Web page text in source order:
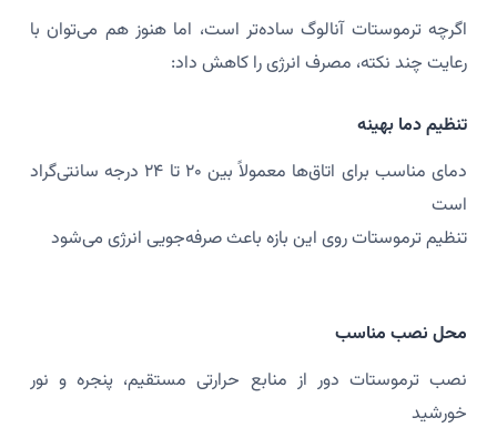
اگرچه ترموستات آنالوگ ساده‌تر است، اما هنوز هم می‌توان با
رعایت چند نکته، مصرف انرژی را کاهش داد:
تنظیم دما بهینه
دمای مناسب برای اتاق‌ها معمولاً بین ۲۰ تا ۲۴ درجه سانتی‌گراد
است
تنظیم ترموستات روی این بازه باعث صرفه‌جویی انرژی می‌شود
محل نصب مناسب
نصب ترموستات دور از منابع حرارتی مستقیم، پنجره و نور
خورشید